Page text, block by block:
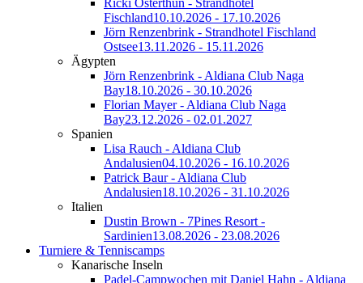
Ricki Osterthun - Strandhotel
Fischland10.10.2026 - 17.10.2026
Jörn Renzenbrink - Strandhotel Fischland
Ostsee13.11.2026 - 15.11.2026
Ägypten
Jörn Renzenbrink - Aldiana Club Naga
Bay18.10.2026 - 30.10.2026
Florian Mayer - Aldiana Club Naga
Bay23.12.2026 - 02.01.2027
Spanien
Lisa Rauch - Aldiana Club
Andalusien04.10.2026 - 16.10.2026
Patrick Baur - Aldiana Club
Andalusien18.10.2026 - 31.10.2026
Italien
Dustin Brown - 7Pines Resort -
Sardinien13.08.2026 - 23.08.2026
Turniere & Tenniscamps
Kanarische Inseln
Padel-Campwochen mit Daniel Hahn - Aldiana